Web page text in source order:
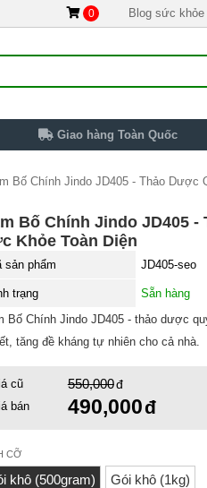
0 Blog sức khỏe
Giao hàng Toàn Quốc
Bố Chính Jindo JD405 - Thảo Dược
Bố Chính Jindo JD405
Khỏe Toàn Diện
sản phẩm JD405-seo
trạng
Sẵn hàng
Bố Chính Jindo JD405 - thảo dược
tăng đề kháng tự nhiên cho cả nhà.
cũ 550,000
bán 490,000
CỠ
khô (500gram) Gói khô (1kg)